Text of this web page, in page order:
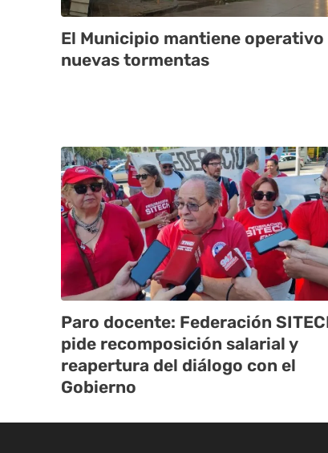
El Municipio mantiene
nuevas tormentas
Paro docente: Federación
pide recomposición salarial y
reapertura del diálogo con el
Gobierno